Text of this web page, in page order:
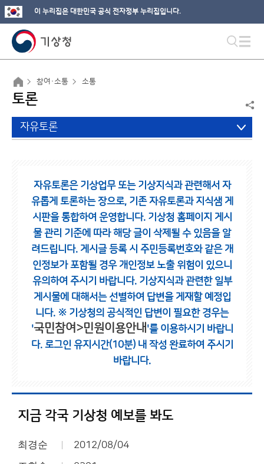
이 누리집은 대한민국 공식 전자정부 누리집입니다.
참여·소통 소통
토론
자유토론
자유토론은 기상업무 또는 기상지식과 관련해서 자
유롭게 토론하는 장으로, 기존 자유토론과 지식샘 게
시판을 통합하여 운영합니다. 기상청 홈페이지 게시
물 관리 기준에 따라 해당 글이 삭제될 수 있음을 알
려드립니다. 게시글 등록 시 주민등록번호와 같은 개
인정보가 포함될 경우 개인정보 노출 위험이 있으니
유의하여 주시기 바랍니다. 기상지식과 관련한 일부
게시물에 대해서는 선별하여 답변을 게재할 예정입
니다. ※ 기상청의 공식적인 답변이 필요한 경우는
'국민참여>민원이용안내 '를 이용하시기 바랍니
다. 로그인 유지시간(10분) 내 작성 완료하여 주시기
바랍니다.
지금 각국 기상청 예보를 봐도
최경순 2012/08/04